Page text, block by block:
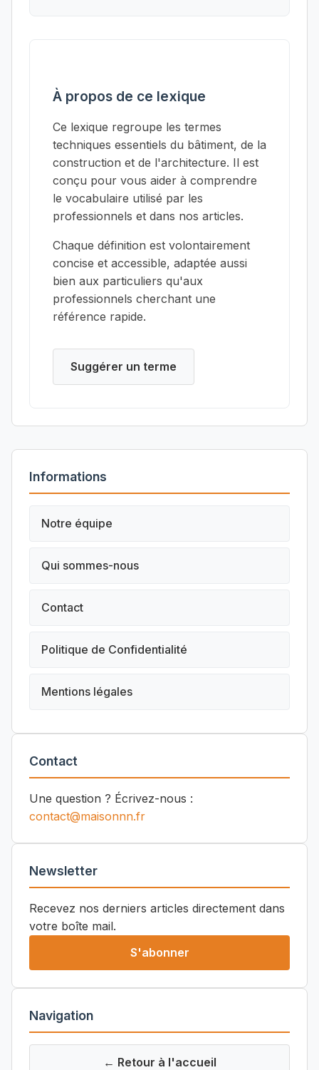
À propos de ce lexique
Ce lexique regroupe les termes
techniques essentiels du bâtiment, de la
construction et de l'architecture. Il est
conçu pour vous aider à comprendre
le vocabulaire utilisé par les
professionnels et dans nos articles.
Chaque définition est volontairement
concise et accessible, adaptée aussi
bien aux particuliers qu'aux
professionnels cherchant une
référence rapide.
Suggérer un terme
Informations
Notre équipe
Qui sommes-nous
Contact
Politique de Confidentialité
Mentions légales
Contact
Une question ? Écrivez-nous :
contact@maisonnn.fr
Newsletter
Recevez nos derniers articles directement dans
votre boîte mail.
S'abonner
Navigation
← Retour à l'accueil